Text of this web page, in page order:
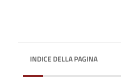
INDICE DELLA PAGINA